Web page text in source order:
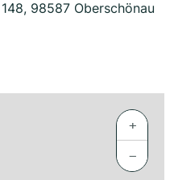
98587 Oberschönau
+
−